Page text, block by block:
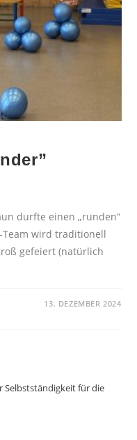
durfte einen „runden“
wird traditionell
gefeiert (natürlich
13. DEZEMBER 2024
Selbstständigkeit für die